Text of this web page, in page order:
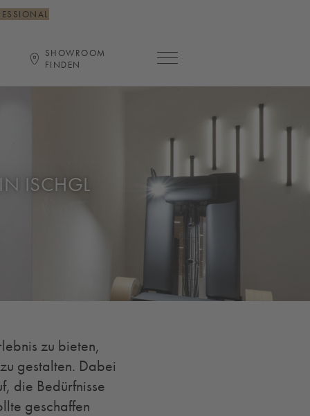
SHOWROOM
FINDEN
Hauptnavigation öffnen
ISCHGL
zu bieten,
gestalten. Dabei
die Bedürfnisse
geschaffen